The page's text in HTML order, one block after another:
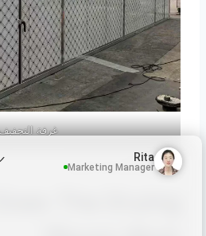
غرفة
The Drying
Rita
Marketing Manager